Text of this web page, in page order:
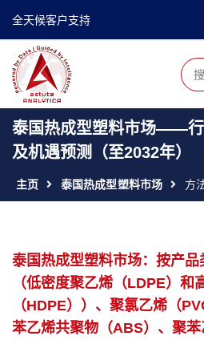
全天候客户支持
泰国热成型塑料市场——
及机遇预测（至2032年）
主页 泰国热成型塑料市场 方
泰国热成型塑料市场：按产品
（低密度聚乙烯（LDPE）和
（HDPE））、聚氯乙烯（
苯乙烯共聚物（ABS）、聚